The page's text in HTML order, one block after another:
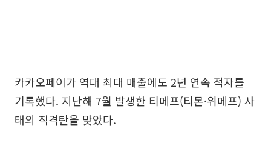
카카오페이가 역대 최대 매출에도 2년 연속 적자를
기록했다. 지난해 7월 발생한 티메프(티몬·위메프) 사
태의 직격탄을 맞았다.